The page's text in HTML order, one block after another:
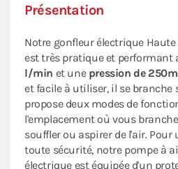
Présentation
Notre gonfleur électrique
est très pratique et performant
l/min et une pression de
et facile à utiliser, il se branche
propose deux modes de
l'emplacement où vous
souffler ou aspirer de l'air.
toute sécurité, notre pompe à
électrique est équipée d'un